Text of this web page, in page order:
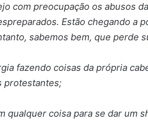
com preocupação os abusos
Estão chegando a
sabemos bem, que perde
fazendo coisas da própria
protestantes;
qualquer coisa para se dar um